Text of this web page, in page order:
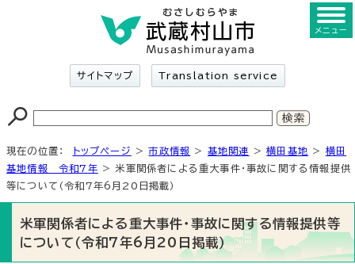
サイトマップ Translation service
メニュー
現在の位置： トップページ >市政情報 > 基地関連 >横田基地 > 横田
基地情報 令和7年 > 米軍関係者による重大事件・事故に関する情報提供
等について（令和7年6月20日掲載）
米軍関係者による重大事件・事故に関する情報提供等
について（令和7年6月20日掲載）